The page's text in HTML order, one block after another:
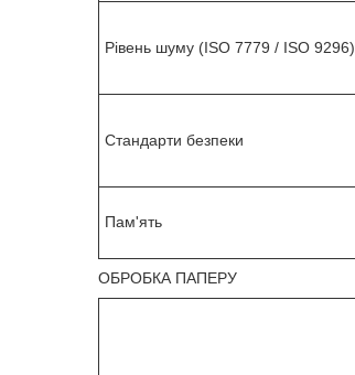
Рівень шуму (ISO 7779 / ISO 9296)
Стандарти безпеки
Пам'ять
ОБРОБКА ПАПЕРУ